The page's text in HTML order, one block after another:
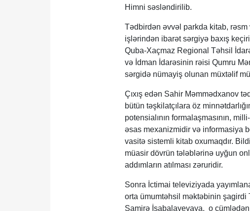
Himni səsləndirilib.
Tədbirdən əvvəl parkda kitab, rəsm
işlərindən ibarət sərgiyə baxış
Quba-Xaçmaz Regional Təhsil
və İdman İdarəsinin rəisi Qumru
sərgidə nümayiş olunan müxtəlif
Çıxış edən Sahir Məmmədxanov
bütün təşkilatçılara öz
potensialının formalaşmasının,
əsas mexanizmidir və informasiya
vasitə sistemli kitab oxumaqdır.
müasir dövrün tələblərinə uyğun
addımların atılması zəruridir.
Sonra İctimai televiziyada
orta ümumtəhsil məktəbinin şagirdi
Samirə İsabalayevaya, o cümlədən